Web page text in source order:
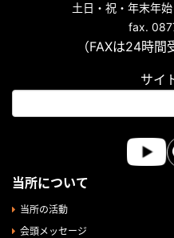
土日・祝・年末年
fax.
（FAXは24時間
サイ
当所について
当所の活動
会頭メッセージ